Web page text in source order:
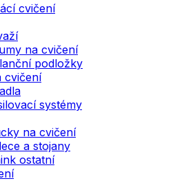
cvičení
na cvičení
podložky
cvičení
systémy
na cvičení
a stojany
ostatní